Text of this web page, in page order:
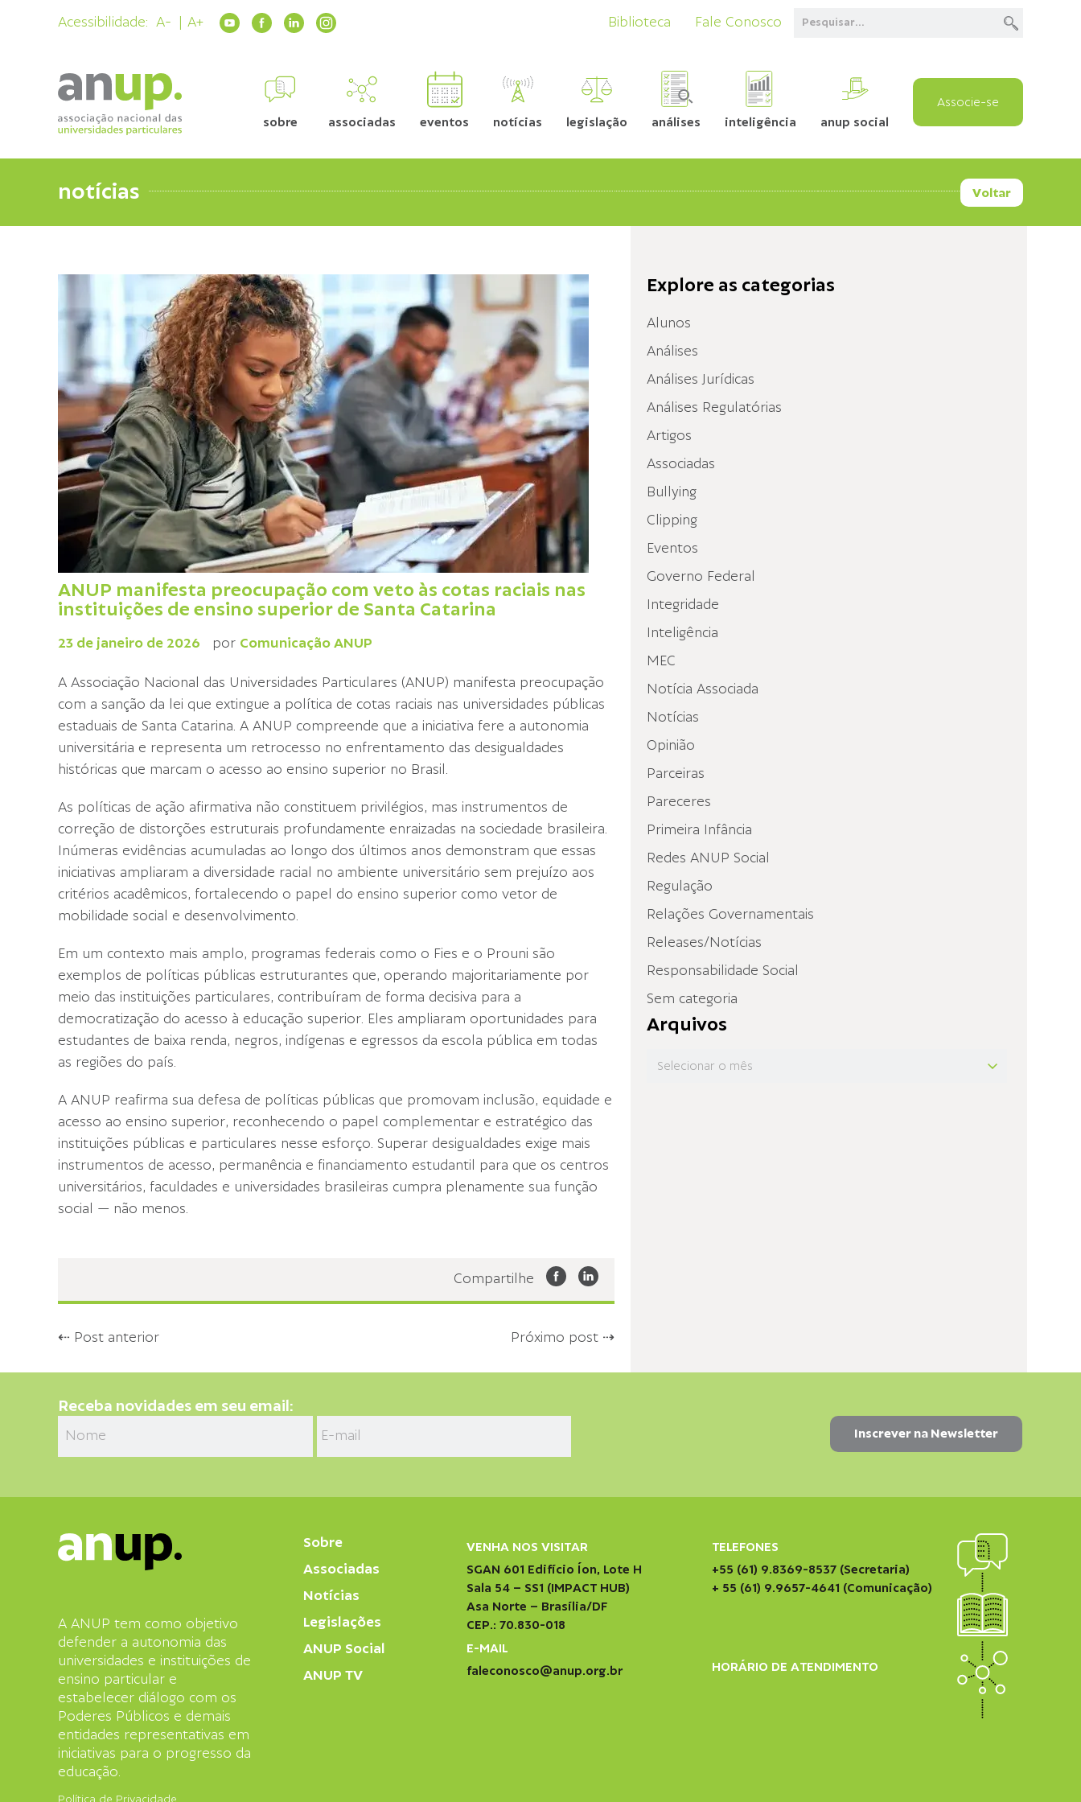
Acessibilidade: A- A+ Biblioteca Fale Conosco
sobre associadas eventos notícias legislação análises inteligência anup social
Associe-se
notícias Voltar
Explore as categorias
Alunos
Análises
Análises Jurídicas
Análises Regulatórias
Artigos
Associadas
Bullying
Clipping
Eventos
Governo Federal
Integridade
Inteligência
MEC
Notícia Associada
Notícias
Opinião
Parceiras
Pareceres
Primeira Infância
Redes ANUP Social
Regulação
Relações Governamentais
Releases/Notícias
Responsabilidade Social
Sem categoria
Arquivos
ANUP manifesta preocupação com veto às cotas raciais nas
instituições de ensino superior de Santa Catarina
23 de janeiro de 2026 por Comunicação ANUP
A Associação Nacional das Universidades Particulares (ANUP) manifesta preocupação
com a sanção da lei que extingue a política de cotas raciais nas universidades públicas
estaduais de Santa Catarina. A ANUP compreende que a iniciativa fere a autonomia
universitária e representa um retrocesso no enfrentamento das desigualdades
históricas que marcam o acesso ao ensino superior no Brasil.
As políticas de ação afirmativa não constituem privilégios, mas instrumentos de
correção de distorções estruturais profundamente enraizadas na sociedade brasileira.
Inúmeras evidências acumuladas ao longo dos últimos anos demonstram que essas
iniciativas ampliaram a diversidade racial no ambiente universitário sem prejuízo aos
critérios acadêmicos, fortalecendo o papel do ensino superior como vetor de
mobilidade social e desenvolvimento.
Em um contexto mais amplo, programas federais como o Fies e o Prouni são
exemplos de políticas públicas estruturantes que, operando majoritariamente por
meio das instituições particulares, contribuíram de forma decisiva para a
democratização do acesso à educação superior. Eles ampliaram oportunidades para
estudantes de baixa renda, negros, indígenas e egressos da escola pública em todas
as regiões do país.
A ANUP reafirma sua defesa de políticas públicas que promovam inclusão, equidade e
acesso ao ensino superior, reconhecendo o papel complementar e estratégico das
instituições públicas e particulares nesse esforço. Superar desigualdades exige mais
instrumentos de acesso, permanência e financiamento estudantil para que os centros
universitários, faculdades e universidades brasileiras cumpra plenamente sua função
social — não menos.
Compartilhe
⇠ Post anterior Próximo post ⇢
Receba novidades em seu email:
A ANUP tem como objetivo
defender a autonomia das
universidades e instituições de
ensino particular e
estabelecer diálogo com os
Poderes Públicos e demais
entidades representativas em
iniciativas para o progresso da
educação.
Política de Privacidade
Sobre
Associadas
Notícias
Legislações
ANUP Social
ANUP TV
VENHA NOS VISITAR
SGAN 601 Edifício Íon, Lote H
Sala 54 – SS1 (IMPACT HUB)
Asa Norte – Brasília/DF
CEP.: 70.830-018
E-MAIL
faleconosco@anup.org.br
TELEFONES
+55 (61) 9.8369-8537 (Secretaria)
+ 55 (61) 9.9657-4641 (Comunicação)
HORÁRIO DE ATENDIMENTO